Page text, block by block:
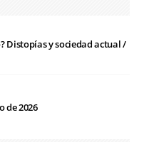
Distopías y sociedad actual /
de 2026